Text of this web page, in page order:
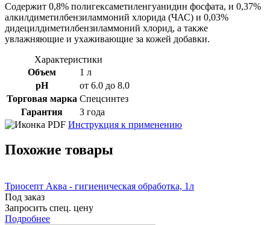
Содержит 0,8% полигексаметиленгуанидин фосфата, и 0,37%
алкилдиметилбензиламмоний хлорида (ЧАС) и 0,03%
дидецилдиметилбензиламмоний хлорид, а также
увлажняющие и ухаживающие за кожей добавки.
Характеристики
Объем
1 л
рH
от 6.0 до 8.0
Торговая марка Спецсинтез
Гарантия
3 года
Инструкция к применению
Похожие товары
Триосепт Аква - гигиеническая обработка, 1л
Под заказ
Запросить спец. цену
Подробнее